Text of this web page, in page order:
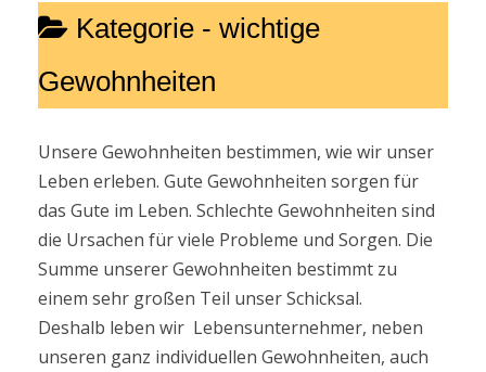
Kategorie - wichtige
Gewohnheiten
Unsere Gewohnheiten bestimmen, wie wir unser
Leben erleben. Gute Gewohnheiten sorgen für
das Gute im Leben. Schlechte Gewohnheiten sind
die Ursachen für viele Probleme und Sorgen. Die
Summe unserer Gewohnheiten bestimmt zu
einem sehr großen Teil unser Schicksal.
Deshalb leben wir Lebensunternehmer, neben
unseren ganz individuellen Gewohnheiten, auch